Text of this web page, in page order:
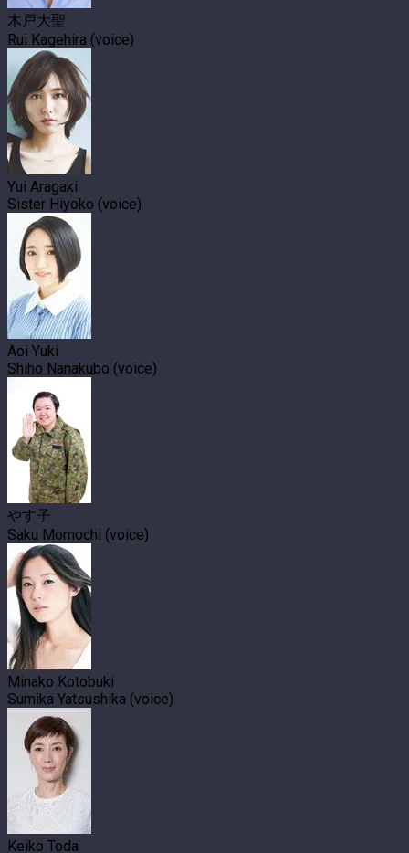
木戸大聖
Rui Kagehira (voice)
Yui Aragaki
Sister Hiyoko (voice)
Aoi Yuki
Shiho Nanakubo (voice)
やす子
Saku Momochi (voice)
Minako Kotobuki
Sumika Yatsushika (voice)
Keiko Toda